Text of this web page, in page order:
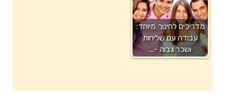
מדריכים לחינוך מיוחד:
עבודה עם שליחות
ושכר גבוה -…